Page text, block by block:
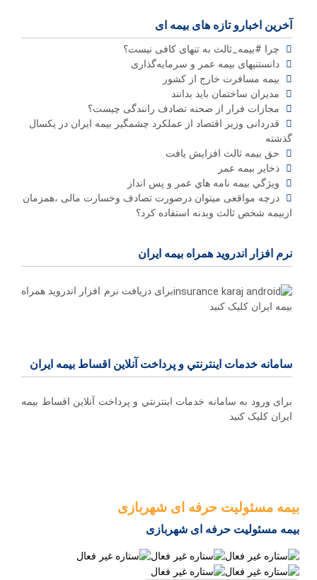
آخرین اخبارو تازه های بیمه ای
چرا #بیمه_ثالث به تنهای کافی نیست؟
دانستنیهای بیمه عمر و سرمایه‌گذاری
بیمه مسافرت خارج از کشور
مدیران ساختمان باید بدانند
مجازات فرار از صحنه تصادف رانندگی چیست؟
قدردانی وزیر اقتصاد از عملکرد چشمگیر بیمه ایران در یکسال
گذشته
حق بیمه ثالث افزایش یافت
ذخاير بيمه عمر
ويژگي بيمه نامه هاي عمر و پس انداز
درچه مواقعی میتوان درصورت تصادف وخسارت مالی ،همزمان
ازبیمه شخص ثالث وبدنه استفاده کرد؟
نرم افزار اندروید همراه بیمه ایران
برای دریافت نرم افزار اندروید همراه
بیمه ایران کلیک کنید
سامانه خدمات اينترنتي و پرداخت آنلاین اقساط بيمه ايران
برای ورود به سامانه خدمات اينترنتي و پرداخت آنلاین اقساط بيمه
ايران کلیک کنید
بیمه مسئولیت حرفه ای شهربازی
بیمه مسئولیت حرفه ای شهربازی